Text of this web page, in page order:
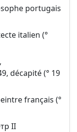
portugais
italien (°
,
décapité (° 19
français (°
II